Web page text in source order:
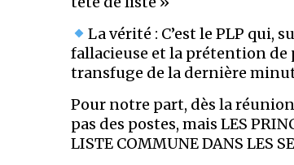
La vérité : C’est le PLP qui,
fallacieuse et la prétention de
transfuge de la dernière
Pour notre part, dès la
pas des postes, mais LES
LISTE COMMUNE DANS LES